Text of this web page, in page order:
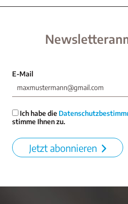
E-Mail
Ich habe die
stimme Ihnen zu.
Jetzt abonnieren